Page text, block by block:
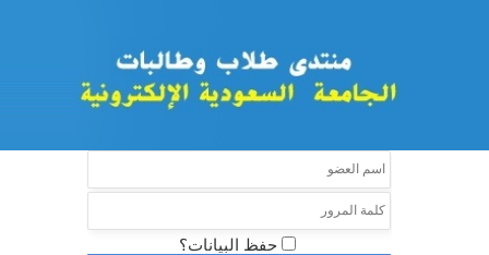
حفظ البيانات؟